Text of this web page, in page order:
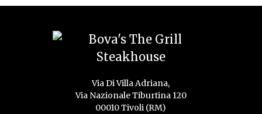
Via Di Villa Adriana,
Via Nazionale Tiburtina 120
00010 Tivoli (RM)